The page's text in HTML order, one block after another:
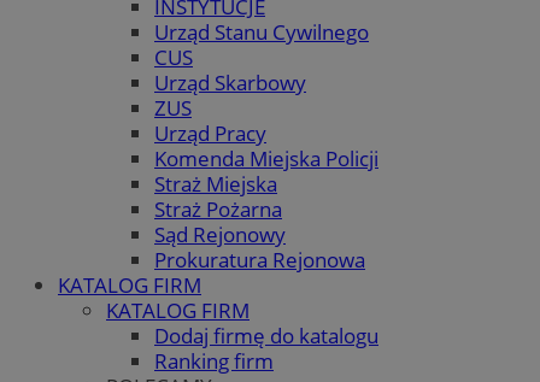
INSTYTUCJE
Urząd Stanu Cywilnego
CUS
Urząd Skarbowy
ZUS
Urząd Pracy
Komenda Miejska Policji
Straż Miejska
Straż Pożarna
Sąd Rejonowy
Prokuratura Rejonowa
KATALOG FIRM
KATALOG FIRM
Dodaj firmę do katalogu
Ranking firm